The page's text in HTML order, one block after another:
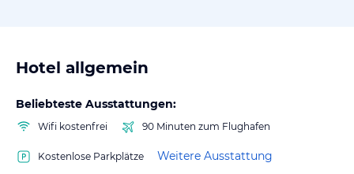
Hotel allgemein
Beliebteste Ausstattungen:
Wifi kostenfrei 90 Minuten zum Flughafen
Kostenlose Parkplätze Weitere Ausstattung